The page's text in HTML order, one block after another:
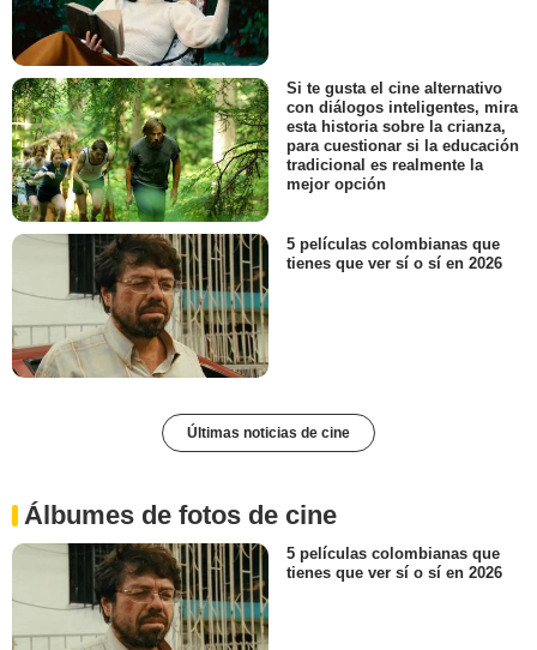
Si te gusta el cine alternativo
con diálogos inteligentes, mira
esta historia sobre la crianza,
para cuestionar si la educación
tradicional es realmente la
mejor opción
5 películas colombianas que
tienes que ver sí o sí en 2026
Últimas noticias de cine
Álbumes de fotos de cine
5 películas colombianas que
tienes que ver sí o sí en 2026